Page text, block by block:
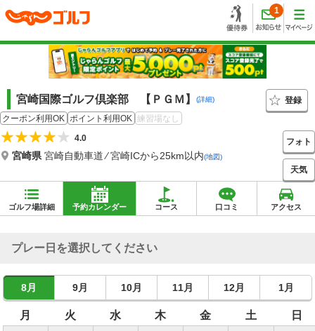
1
宮崎国際ゴルフ倶楽部 【ＰＧＭ】 (詳細)
登録
クーポン利用OK ポイント利用OK 練習場なし
4.0
宮崎県宮崎自動車道 ⁄ 宮崎ICから25km以内(地図)
フォト
天気
ゴルフ場詳細 予約カレンダー コース 口コミ アクセス
プレー日を選択してください
8月 9月 10月 11月 12月 1月
月 火 水 木 金 土 日